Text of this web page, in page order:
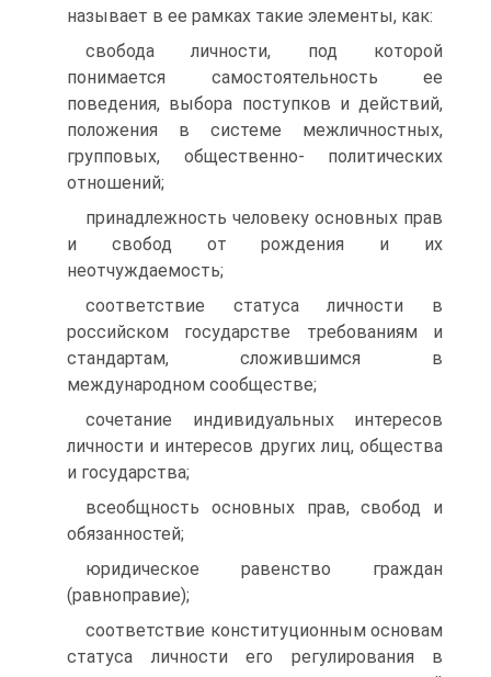
называет в ее рамках такие элементы, как:
свобода личности, под которой
понимается самостоятельность ее
поведения, выбора поступков и действий,
положения в системе межличностных,
групповых, общественно- политических
отношений;
принадлежность человеку основных прав
и свобод от рождения и их
неотчуждаемость;
соответствие статуса личности в
российском государстве требованиям и
стандартам, сложившимся в
международном сообществе;
сочетание индивидуальных интересов
личности и интересов других лиц, общества
и государства;
всеобщность основных прав, свобод и
обязанностей;
юридическое равенство граждан
(равноправие);
соответствие конституционным основам
статуса личности его регулирования в